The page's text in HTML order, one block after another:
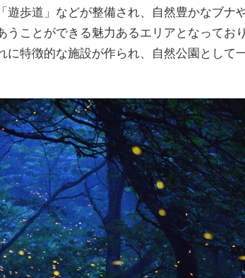
歩道」などが整備され、自然豊かなブナ
ことができる魅力あるエリアとなっており
特徴的な施設が作られ、自然公園として